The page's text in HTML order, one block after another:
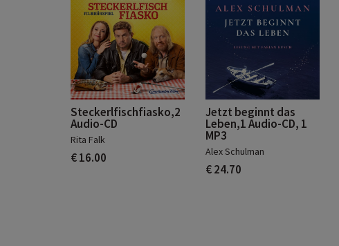
Steckerlfischfiasko,2
Audio-CD
Rita Falk
€ 16.00
Jetzt beginnt das
Leben,1 Audio-CD, 1
MP3
Alex Schulman
€ 24.70